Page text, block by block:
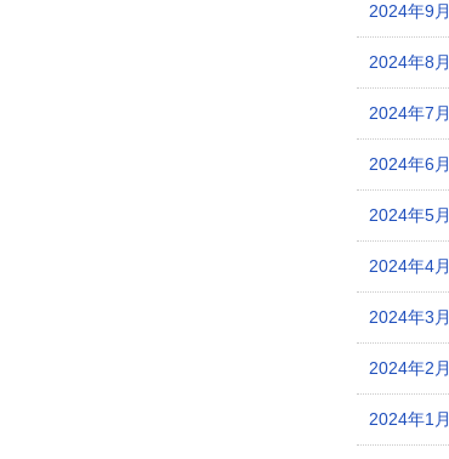
2024年9月
2024年8月
2024年7月
2024年6月
2024年5月
2024年4月
2024年3月
2024年2月
2024年1月